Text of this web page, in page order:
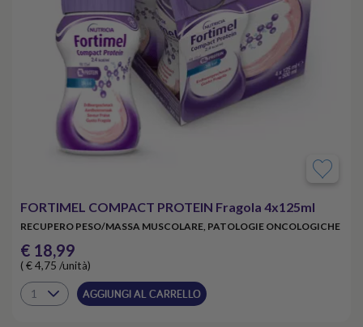
FORTIMEL COMPACT PROTEIN Fragola 4x125ml
RECUPERO PESO/MASSA MUSCOLARE, PATOLOGIE ONCOLOGICHE
€ 18,99
( € 4,75 /unità)
AGGIUNGI AL CARRELLO